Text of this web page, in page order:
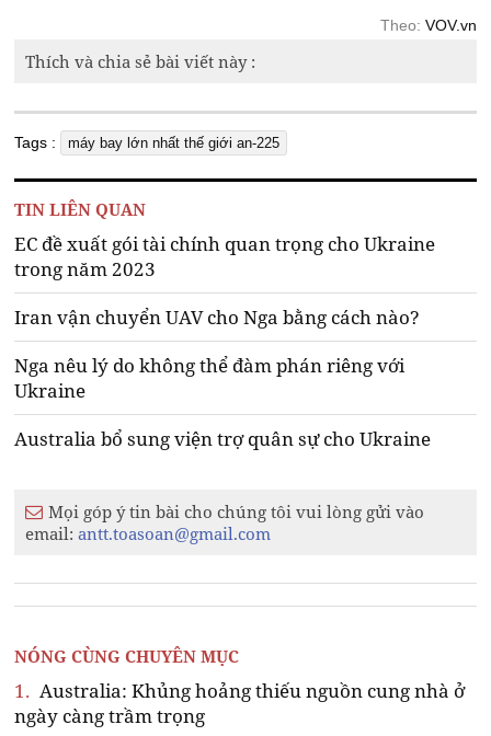
Theo: VOV.vn
Thích và chia sẻ bài viết này :
Tags : máy bay lớn nhất thế giới an-225
TIN LIÊN QUAN
EC đề xuất gói tài chính quan trọng cho Ukraine
trong năm 2023
Iran vận chuyển UAV cho Nga bằng cách nào?
Nga nêu lý do không thể đàm phán riêng với
Ukraine
Australia bổ sung viện trợ quân sự cho Ukraine
Mọi góp ý tin bài cho chúng tôi vui lòng gửi vào
email:antt.toasoan@gmail.com
NÓNG CÙNG CHUYÊN MỤC
1. Australia: Khủng hoảng thiếu nguồn cung nhà ở
ngày càng trầm trọng